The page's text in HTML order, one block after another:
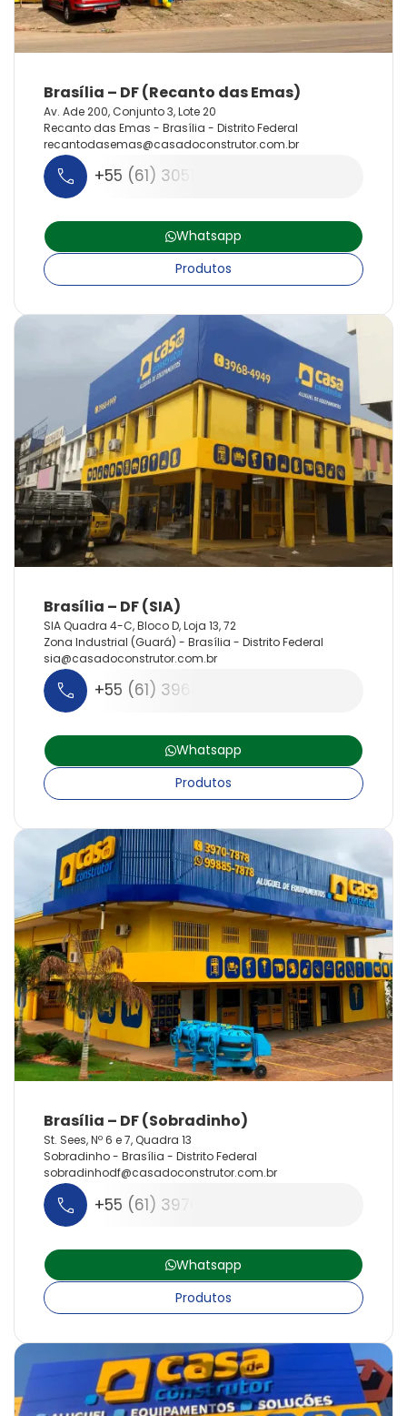
Av. Ade 200, Conjunto 3, Lote 20
Recanto das Emas - Brasília - Distrito Federal
recantodasemas@casadoconstrutor.com.br
+55 (61) 3051-7575
Whatsapp
Produtos
SIA Quadra 4-C, Bloco D, Loja 13, 72
Zona Industrial (Guará) - Brasília - Distrito Federal
sia@casadoconstrutor.com.br
+55 (61) 3968-4949
Whatsapp
Produtos
St. Sees, Nº 6 e 7, Quadra 13
Sobradinho - Brasília - Distrito Federal
sobradinhodf@casadoconstrutor.com.br
+55 (61) 3970-7878
Whatsapp
Produtos